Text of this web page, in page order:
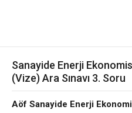
Sanayide Enerji
(Vize) Ara Sınavı 3. Soru
Aöf Sanayide Enerji